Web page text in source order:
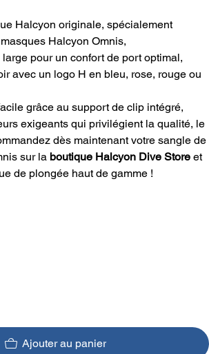
Halcyon originale, spécialement
Halcyon Omnis,
pour un confort de port optimal,
avec un logo H en bleu, rose, rouge ou
grâce au support de clip intégré,
exigeants qui privilégient la qualité, le
dès maintenant votre sangle de
sur la boutique Halcyon Dive Store et
de plongée haut de gamme !
Ajouter au panier